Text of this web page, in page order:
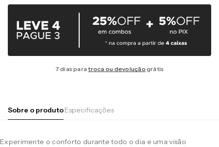
7 dias paratroca ou devolução grátis
Sobre o produtoEspecificações
Experimente o conforto durante todo o dia e uma visão